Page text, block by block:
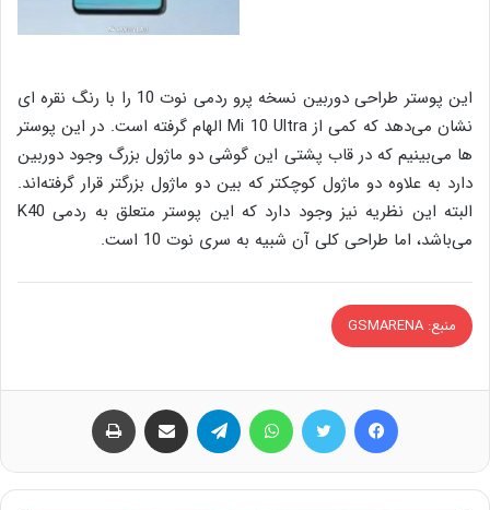
این پوستر طراحی دوربین نسخه پرو ردمی نوت 10 را با رنگ نقره ای
نشان می‌دهد که کمی از Mi 10 Ultra الهام گرفته است. در این پوستر
ها می‌بینیم که در قاب پشتی این گوشی دو ماژول بزرگ وجود دوربین
دارد به علاوه دو ماژول کوچکتر که بین دو ماژول بزرگتر قرار گرفته‌اند‌.
البته این نظریه نیز وجود دارد که این پوستر متعلق به ردمی K40
می‌باشد، اما طراحی کلی آن شبیه به سری نوت 10 است.
منبع: GSMARENA